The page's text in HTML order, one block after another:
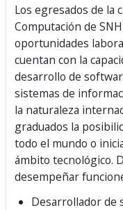
Los egresados de la
Computación de
oportunidades
cuentan con la
desarrollo de
sistemas de
la naturaleza
graduados la
todo el mundo o
ámbito tecnológico.
desempeñar
Desarrollador de